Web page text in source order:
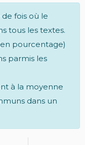
fois où le
tous les textes.
pourcentage)
parmis les
à la moyenne
dans un